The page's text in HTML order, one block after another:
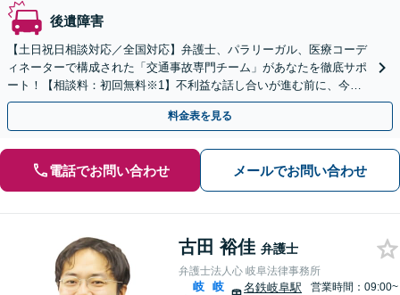
後遺障害
【土日祝日相談対応／全国対応】弁護士、パラリーガル、医療コーデ
ィネーターで構成された「交通事故専門チーム」があなたを徹底サポ
ート！【相談料：初回無料※1】不利益な話し合いが進む前に、今す
ぐ相談！
料金表を見る
電話でお問い合わせ メールでお問い合わせ
古田 裕佳 弁護士
弁護士法人心 岐阜法律事務所
岐
岐
名鉄岐阜駅
営業時間：09:00~